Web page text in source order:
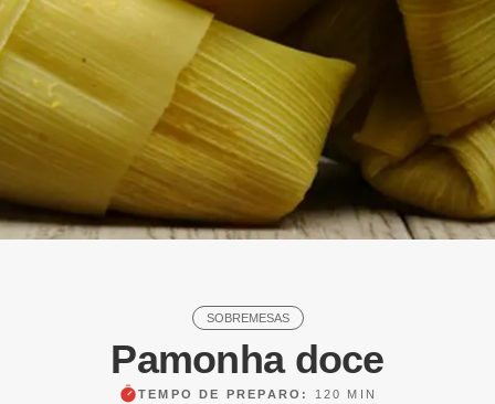
SOBREMESAS
Pamonha doce
TEMPO DE PREPARO:
120 MIN